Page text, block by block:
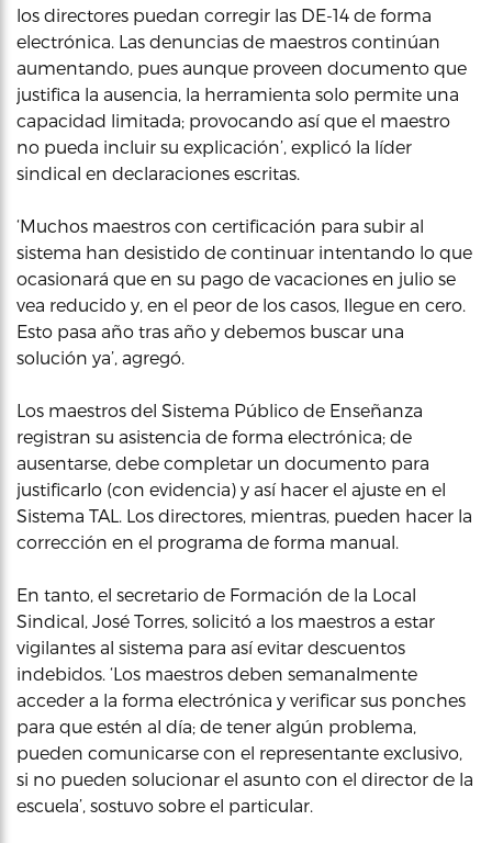
los directores puedan corregir las DE-14 de forma
electrónica. Las denuncias de maestros continúan
aumentando, pues aunque proveen documento que
justifica la ausencia, la herramienta solo permite una
capacidad limitada; provocando así que el maestro
no pueda incluir su explicación’, explicó la líder
sindical en declaraciones escritas.
‘Muchos maestros con certificación para subir al
sistema han desistido de continuar intentando lo que
ocasionará que en su pago de vacaciones en julio se
vea reducido y, en el peor de los casos, llegue en cero.
Esto pasa año tras año y debemos buscar una
solución ya’, agregó.
Los maestros del Sistema Público de Enseñanza
registran su asistencia de forma electrónica; de
ausentarse, debe completar un documento para
justificarlo (con evidencia) y así hacer el ajuste en el
Sistema TAL. Los directores, mientras, pueden hacer la
corrección en el programa de forma manual.
En tanto, el secretario de Formación de la Local
Sindical, José Torres, solicitó a los maestros a estar
vigilantes al sistema para así evitar descuentos
indebidos. ‘Los maestros deben semanalmente
acceder a la forma electrónica y verificar sus ponches
para que estén al día; de tener algún problema,
pueden comunicarse con el representante exclusivo,
si no pueden solucionar el asunto con el director de la
escuela’, sostuvo sobre el particular.